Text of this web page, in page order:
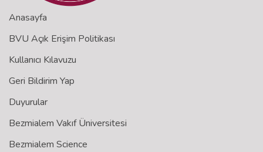
Anasayfa
BVU Açık Erişim Politikası
Kullanıcı Kılavuzu
Geri Bildirim Yap
Duyurular
Bezmialem Vakıf Üniversitesi
Bezmialem Science